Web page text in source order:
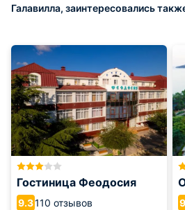
Галавилла, заинтересовались
Гостиница Феодосия
9.3110 отзывов